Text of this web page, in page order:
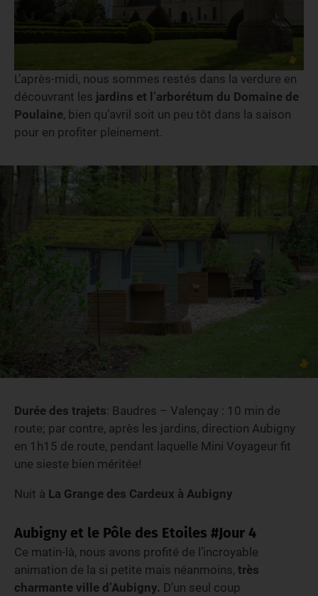
L’après-midi, nous sommes restés dans la verdure en
découvrant les jardins et l’arborétum du Domaine de
Poulaine, bien qu’avril soit un peu tôt dans la saison
pour en profiter pleinement.
Durée des trajets: Baudres – Valençay : 10 min de
route; par contre, après les jardins, direction Aubigny
en 1h15 de route, pendant laquelle Mini Voyageur fit
une sieste bien méritée!
Nuit à La Grange des Cardeux à Aubigny
Aubigny et le Pôle des Etoiles #Jour 4
Ce matin-là, nous avons profité de l’incroyable
animation de la si petite mais néanmoins, très
charmante ville d’Aubigny. D’un seul coup